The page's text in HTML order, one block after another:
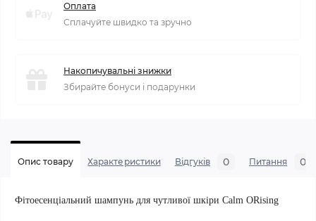
Оплата
Сплачуйте швидко та зручно
Накопичувальні знижки
Збирайте бонуси і подарунки
Опис товару Характеристики Відгуків 0 Питання 0
Фітоесенціальний шампунь для чутливої ​​шкіри Calm ORising